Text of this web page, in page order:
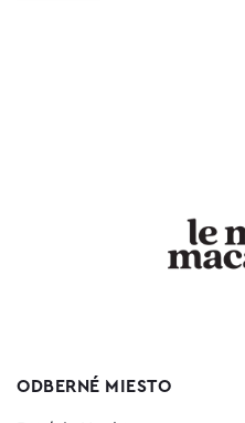
ODBERNÉ MIESTO